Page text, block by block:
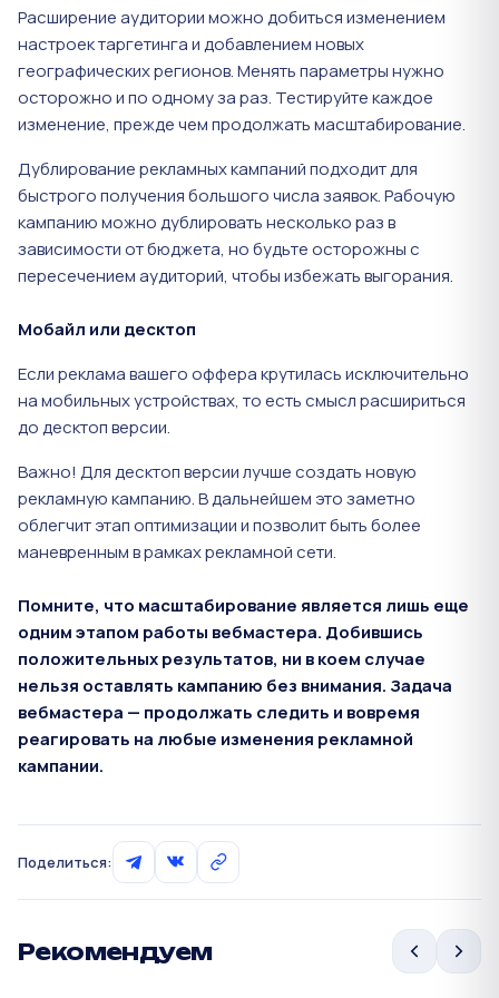
Расширение аудитории можно добиться изменением
настроек таргетинга и добавлением новых
географических регионов. Менять параметры нужно
осторожно и по одному за раз. Тестируйте каждое
изменение, прежде чем продолжать масштабирование.
Дублирование рекламных кампаний подходит для
быстрого получения большого числа заявок. Рабочую
кампанию можно дублировать несколько раз в
зависимости от бюджета, но будьте осторожны с
пересечением аудиторий, чтобы избежать выгорания.
Мобайл или десктоп
Если реклама вашего оффера крутилась исключительно
на мобильных устройствах, то есть смысл расшириться
до десктоп версии.
Важно! Для десктоп версии лучше создать новую
рекламную кампанию. В дальнейшем это заметно
облегчит этап оптимизации и позволит быть более
маневренным в рамках рекламной сети.
Помните, что масштабирование является лишь еще
одним этапом работы вебмастера. Добившись
положительных результатов, ни в коем случае
нельзя оставлять кампанию без внимания. Задача
вебмастера — продолжать следить и вовремя
реагировать на любые изменения рекламной
кампании.
Поделиться:
Рекомендуем